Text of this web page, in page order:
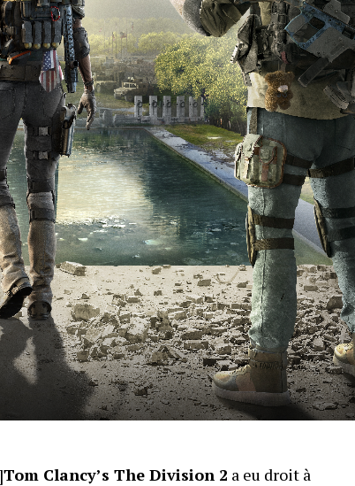
Tom Clancy’s The Division 2 a eu droit à